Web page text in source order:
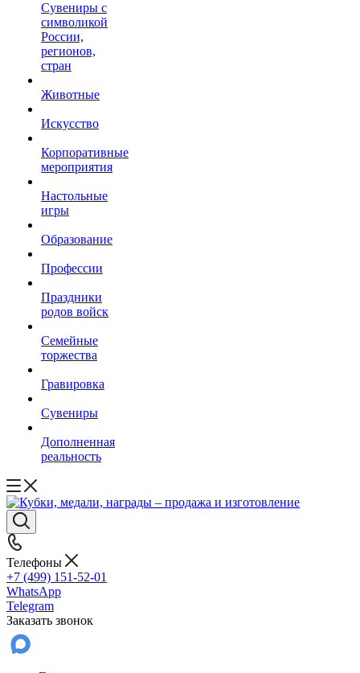
Сувениры с
символикой
России,
регионов,
стран
Животные
Искусство
Корпоративные
мероприятия
Настольные
игры
Образование
Профессии
Праздники
родов войск
Семейные
торжества
Гравировка
Сувениры
Дополненная
реальность
Телефоны
+7 (499) 151-52-01
WhatsApp
Telegram
Заказать звонок